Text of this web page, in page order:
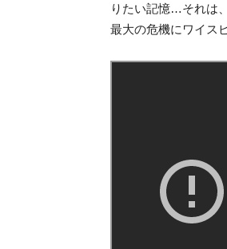
りたい記憶…それは
最大の危機にワイス